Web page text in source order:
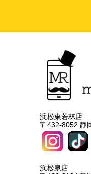
浜松東若林店
〒432-8052 静
浜松泉店